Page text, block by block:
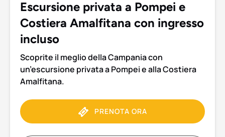
ingresso
incluso
Escursione privata a Pompei e
Costiera Amalfitana con ingresso
incluso
Scoprite il meglio della Campania con
un’escursione privata a Pompei e alla Costiera
Amalfitana.
PRENOTA ORA